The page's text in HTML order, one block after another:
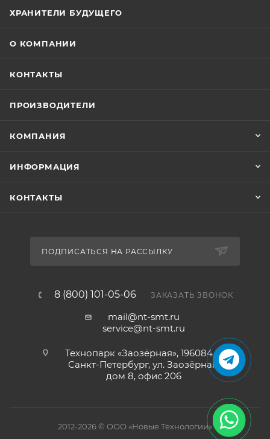
ХРАНИТЕЛИ БУДУЩЕГО
О КОМПАНИИ
КОНТАКТЫ
ПРОИЗВОДИТЕЛИ
КОМПАНИЯ
ИНФОРМАЦИЯ
КОНТАКТЫ
ПОДПИСАТЬСЯ НА РАССЫЛКУ
8 (800) 101-05-06 ЗАКАЗАТЬ ЗВОНОК
mail@nt-smt.ru
service@nt-smt.ru
Технопарк «Заозёрная», 196084, г.
Санкт-Петербург, ул. Заозёрная,
дом 8, офис 206
2012-2026 © ООО «Новые Технологии»